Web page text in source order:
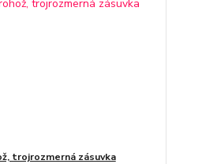
trojrozmerná zásuvka